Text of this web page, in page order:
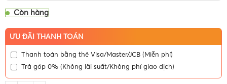
Còn hàng
ƯU ĐÃI THANH TOÁN
Thanh toán bằng thẻ Visa/Master/JCB (Miễn phí)
Trả góp 0% (Không lãi suất/Không phí giao dịch)